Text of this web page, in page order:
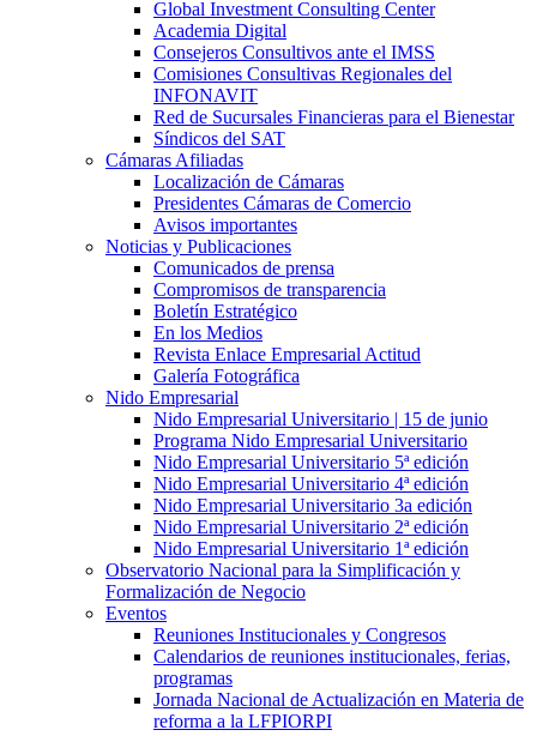
Global Investment Consulting Center
Academia Digital
Consejeros Consultivos ante el IMSS
Comisiones Consultivas Regionales del
INFONAVIT
Red de Sucursales Financieras para el Bienestar
Síndicos del SAT
Cámaras Afiliadas
Localización de Cámaras
Presidentes Cámaras de Comercio
Avisos importantes
Noticias y Publicaciones
Comunicados de prensa
Compromisos de transparencia
Boletín Estratégico
En los Medios
Revista Enlace Empresarial Actitud
Galería Fotográfica
Nido Empresarial
Nido Empresarial Universitario | 15 de junio
Programa Nido Empresarial Universitario
Nido Empresarial Universitario 5ª edición
Nido Empresarial Universitario 4ª edición
Nido Empresarial Universitario 3a edición
Nido Empresarial Universitario 2ª edición
Nido Empresarial Universitario 1ª edición
Observatorio Nacional para la Simplificación y
Formalización de Negocio
Eventos
Reuniones Institucionales y Congresos
Calendarios de reuniones institucionales, ferias,
programas
Jornada Nacional de Actualización en Materia de
reforma a la LFPIORPI